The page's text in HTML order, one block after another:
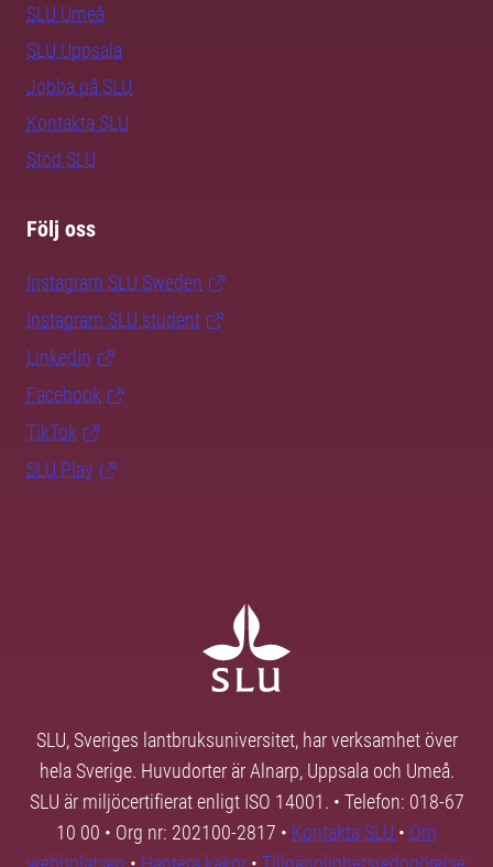
SLU Umeå
SLU Uppsala
Jobba på SLU
Kontakta SLU
Stöd SLU
Följ oss
Instagram SLU.Sweden
Instagram SLU.student
LinkedIn
Facebook
TikTok
SLU Play
SLU, Sveriges lantbruksuniversitet, har verksamhet över
hela Sverige. Huvudorter är Alnarp, Uppsala och Umeå.
SLU är miljöcertifierat enligt ISO 14001. • Telefon: 018-67
10 00 • Org nr: 202100-2817 • Kontakta SLU • Om